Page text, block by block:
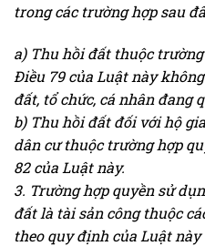
trong các trường hợp sau
a) Thu hồi đất thuộc
Điều 79 của Luật này
đất, tổ chức, cá nhân đang
b) Thu hồi đất đối với hộ
dân cư thuộc trường hợp
82 của Luật này.
3. Trường hợp quyền sử
đất là tài sản công thuộc
theo quy định của Luật